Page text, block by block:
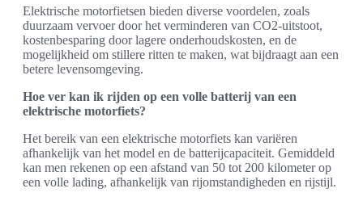
Elektrische motorfietsen bieden diverse voordelen, zoals
duurzaam vervoer door het verminderen van CO2-uitstoot,
kostenbesparing door lagere onderhoudskosten, en de
mogelijkheid om stillere ritten te maken, wat bijdraagt aan een
betere levensomgeving.
Hoe ver kan ik rijden op een volle batterij van een
elektrische motorfiets?
Het bereik van een elektrische motorfiets kan variëren
afhankelijk van het model en de batterijcapaciteit. Gemiddeld
kan men rekenen op een afstand van 50 tot 200 kilometer op
een volle lading, afhankelijk van rijomstandigheden en rijstijl.